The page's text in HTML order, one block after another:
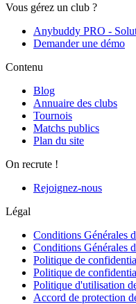
Vous gérez un club ?
Anybuddy PRO -
Demander une démo
Contenu
Blog
Annuaire des clubs
Tournois
Matchs publics
Plan du site
On recrute !
Rejoignez-nous
Légal
Conditions Générales
Conditions Générales
Politique de
Politique de
Politique d'utilisation
Accord de protection